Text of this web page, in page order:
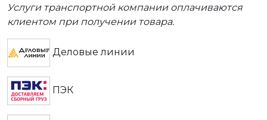
Услуги транспортной компании оплачиваются
клиентом при получении товара.
Деловые линии
ПЭК